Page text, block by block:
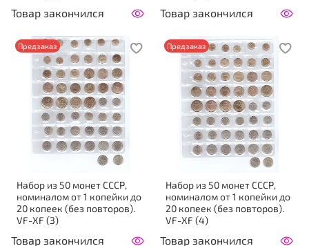
Товар закончился Товар закончился
Предзаказ
Набор из 50 монет СССР,
номиналом от 1 копейки до
20 копеек (без повторов).
VF-XF (3)
Товар закончился
Предзаказ
Набор из 50 монет СССР,
номиналом от 1 копейки до
20 копеек (без повторов).
VF-XF (4)
Товар закончился